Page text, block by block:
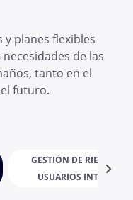
planes flexibles
de las
tanto en el
futuro.
GESTIÓN DE RIESGOS
USUARIOS INTERNOS